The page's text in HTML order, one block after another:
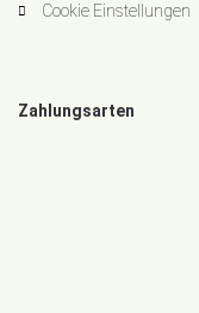
Cookie Einstellungen
Zahlungsarten